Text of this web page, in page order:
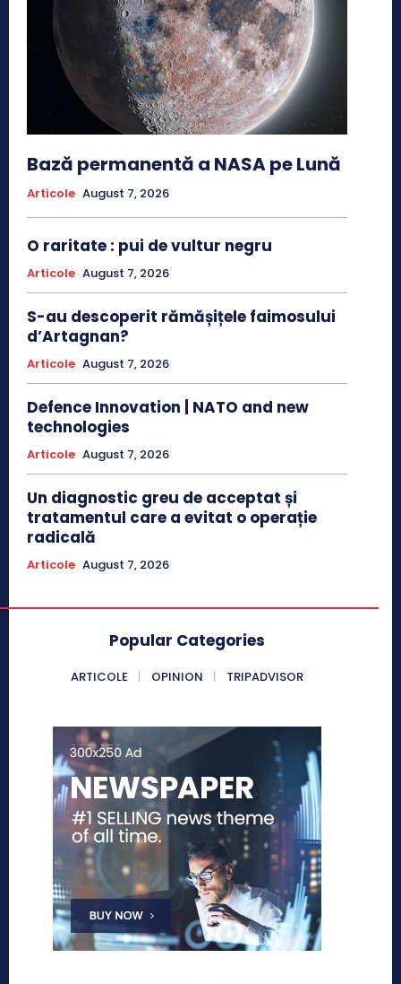
Bază permanentă a NASA pe Lună
Articole August 7, 2026
O raritate : pui de vultur negru
Articole August 7, 2026
S-au descoperit rămășițele faimosului
d’Artagnan?
Articole August 7, 2026
Defence Innovation | NATO and new
technologies
Articole August 7, 2026
Un diagnostic greu de acceptat și
tratamentul care a evitat o operație
radicală
Articole August 7, 2026
Popular Categories
ARTICOLE OPINION TRIPADVISOR